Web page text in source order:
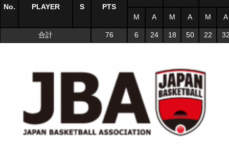
No. PLAYER S PTS
M A M A M A
合計 76 6 24 18 50 22